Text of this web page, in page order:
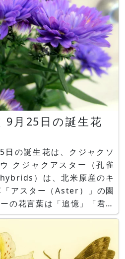
9月25日の誕生花
の誕生花は、クジャクソ
）は、北米原産のキ
アスター（Aster）」の園
の花言葉は「追憶」「君を
ジャクソウ（孔雀草）、宿
、とも呼ばれます。 シロ
を交配して作られまし